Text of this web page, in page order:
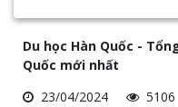
Du học Hàn Quốc -
Quốc mới nhất
23/04/2024
5106